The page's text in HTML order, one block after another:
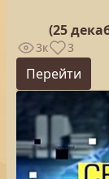
(25
3к 3
Перейти